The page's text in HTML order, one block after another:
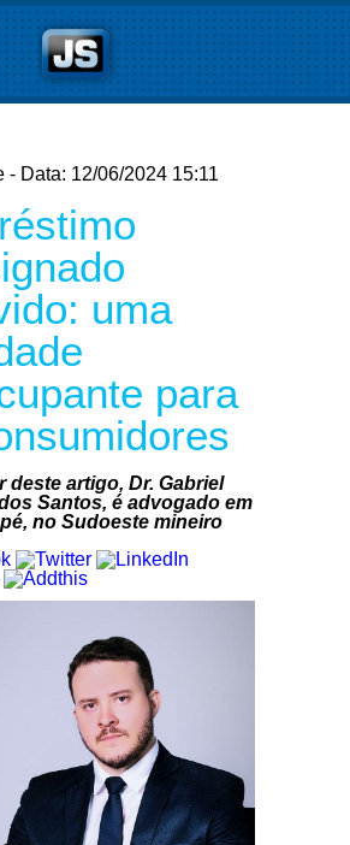
- Data: 12/06/2024 15:11
uma
para
deste artigo, Dr. Gabriel
Santos, é advogado em
no Sudoeste mineiro